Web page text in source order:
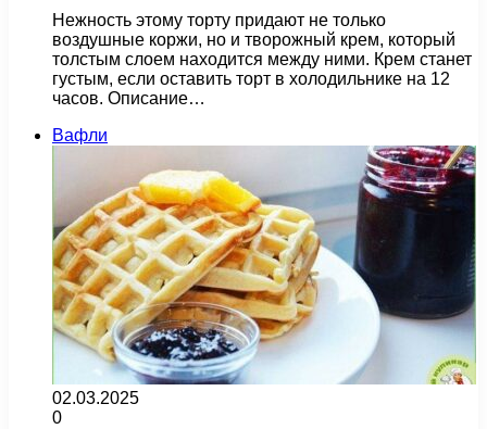
Нежность этому торту придают не только
воздушные коржи, но и творожный крем, который
толстым слоем находится между ними. Крем станет
густым, если оставить торт в холодильнике на 12
часов. Описание…
Вафли
02.03.2025
0